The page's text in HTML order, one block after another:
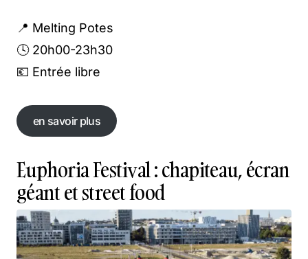
📍 Melting Potes
🕓 20h00-23h30
💶 Entrée libre
en savoir plus
Euphoria Festival : chapiteau, écran
géant et street food